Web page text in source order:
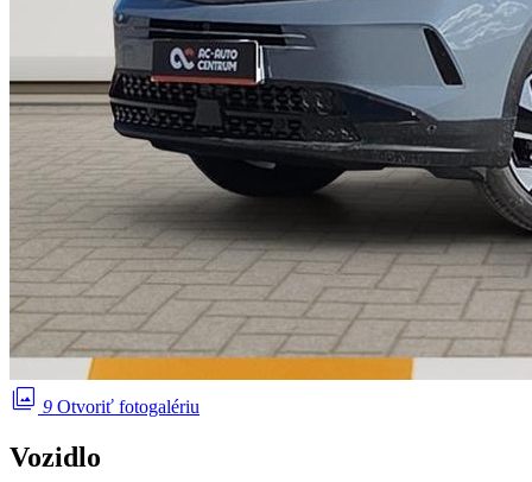
photo_library 9 Otvoriť fotogalériu
Vozidlo